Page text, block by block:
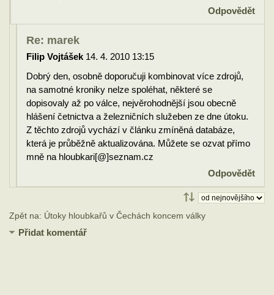
Odpovědět
Re: marek
Filip Vojtášek 14. 4. 2010 13:15
Dobrý den, osobně doporučuji kombinovat více zdrojů,
na samotné kroniky nelze spoléhat, některé se
dopisovaly až po válce, nejvěrohodnější jsou obecně
hlášení četnictva a železničních služeben ze dne útoku.
Z těchto zdrojů vychází v článku zmíněná databáze,
která je průběžně aktualizována. Můžete se ozvat přímo
mně na hloubkari[@]seznam.cz
Odpovědět
Zpět na: Útoky hloubkařů v Čechách koncem války
Přidat komentář